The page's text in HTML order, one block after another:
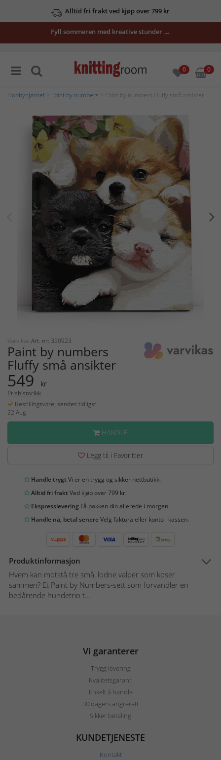
Alltid fri frakt ved kjøp over 799 kr
Fyll sommeren med kreative stunder →
0 0
Hobbyhjørnet Paint by numbers > Paint by numbers Fluffy små ansikter
Varvikas Art. nr: 350923
Paint by numbers
Fluffy små ansikter
549 kr
Prishistorikk
Bestillingsvare, sendes tidligst
22 Aug
HANDLE
Legg til i Favoritter
Handle trygtVi er en trygg og sikker nettbutikk.
Alltid fri fraktVed kjøp over 799 kr.
Ekspresslevering Få pakken din allerede i morgen.
Handle nå, betal senereVelg faktura eller konto i kassen.
Produktinformasjon
Hvem kan motstå tre små, lodne valper som koser
sammen? Et Paint by Numbers-sett som forvandler en
bedårende hundetrio t...
Vi garanterer
Trygg levering
Kvalitetsgaranti
Enkelt å handle
30 dagers angrerett
Sikker betaling
KUNDETJENESTE
Kontakt